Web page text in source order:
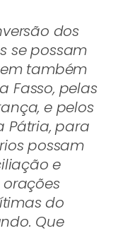
dos
se possam
também
Fasso, pelas
e pelos
Pátria, para
possam
e
orações
do
Que